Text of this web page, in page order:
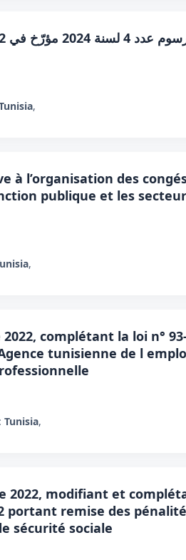
,
à l’organisation des
publique et les
,
complétant la loi n°
tunisienne de l
Tunisia,
2022, modifiant et
portant remise des
sécurité sociale